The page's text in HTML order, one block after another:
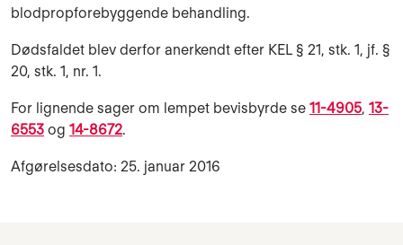
blodpropforebyggende behandling.
Dødsfaldet blev derfor anerkendt efter KEL § 21, stk. 1, jf. §
20, stk. 1, nr. 1.
For lignende sager om lempet bevisbyrde se 11-4905, 13-
6553 og 14-8672.
Afgørelsesdato: 25. januar 2016